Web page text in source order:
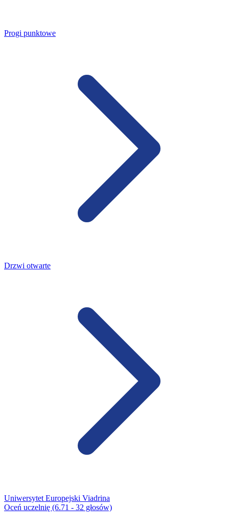
Progi punktowe
Drzwi otwarte
Uniwersytet Europejski Viadrina
Oceń uczelnię (6.71 - 32 głosów)